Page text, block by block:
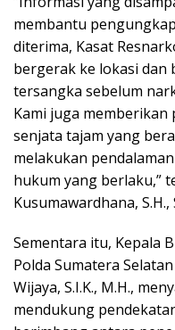
membantu
diterima, Kasat
bergerak ke lokasi dan
tersangka sebelum
Kami juga
senjata tajam yang
melakukan
hukum yang berlaku,”
Kusumawardhana, S.H.,
Sementara itu, Kepala
Polda Sumatera
Wijaya, S.I.K., M.H.,
mendukung